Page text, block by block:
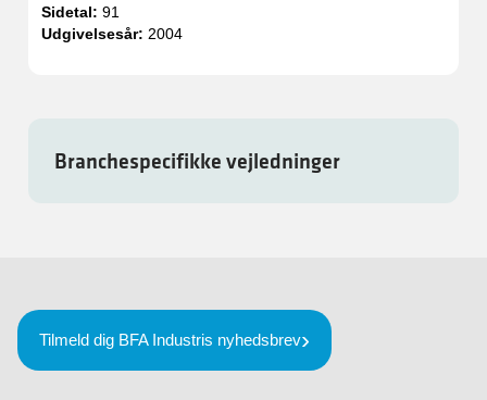
Branchespecifikke vejledninger
Sidetal: 91
Udgivelsesår: 2004
Tilmeld dig BFA Industris nyhedsbrev